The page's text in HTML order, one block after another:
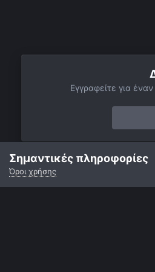
Εγγραφείτε για
Αρχή
Σημαντικές πληροφορίες
Όροι χρήσης